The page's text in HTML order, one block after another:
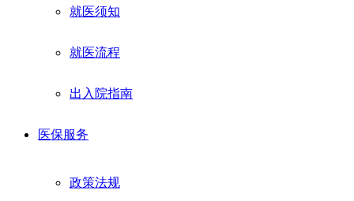
就医须知
就医流程
出入院指南
医保服务
政策法规